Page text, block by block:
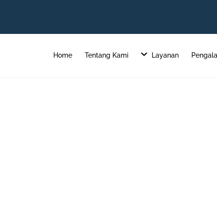
Home Tentang Kami Layanan